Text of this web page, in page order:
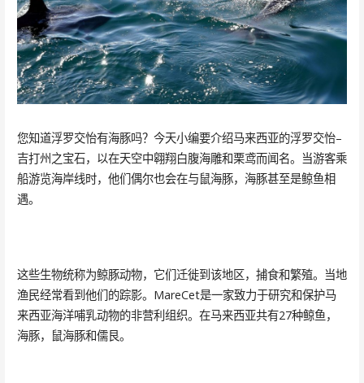
您知道浮罗交怡有海豚吗？今天小编要介绍马来西亚的浮罗交怡–
吉打州之宝石，以在天空中翱翔白腹海雕和栗鸢而闻名。当游客乘
船游览海岸线时，他们偶尔也会在与鼠海豚，海豚甚至是鲸鱼相
遇。
这些生物统称为鲸豚动物，它们迁徙到该地区，捕食和繁殖。当地
渔民经常看到他们的踪影。MareCet是一家致力于研究和保护马
来西亚海洋哺乳动物的非营利组织。在马来西亚共有27种鲸鱼，
海豚，鼠海豚和儒艮。